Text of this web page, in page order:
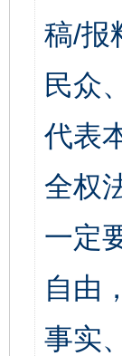
稿/报
民众
代表
全权
一定
自由
事实